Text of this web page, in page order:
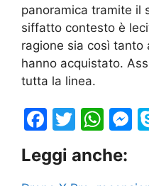
panoramica tramite il
siffatto contesto è
ragione sia così
hanno acquistato.
tutta la linea.
F
c
T
itt
W
h
at
Leggi anche: